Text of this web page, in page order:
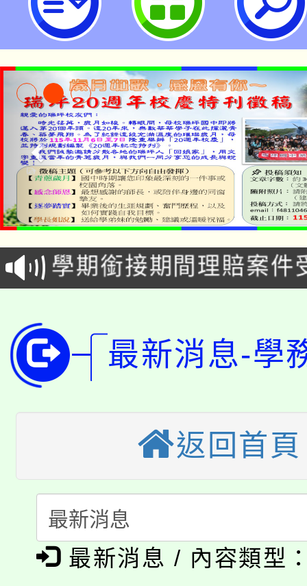
照。-桃園市立瑞坪國民中學
淨零綠生活教案入校路
會
115年食農教育專業人
程
學期銜接期間理賠案件
學籍身 分審查程序及
版
淨零綠領人才培育課程
公告本校115學年度第
代理(課)教師甄選結果(
「2026金融保險知識
生本土語及新住民語歌
公告本校115學年度第
代理(課)教師甄選結果
公告本校115學年度第
代理(課)教師甄選結果(
轉知中國文化大學推廣
《TA101》溝通分析基
程，歡迎學生輔導中心
淨零綠生活教案入校路
會
115年食農教育專業人
最新消息-學
返回首頁
最新消息 / 內容類型